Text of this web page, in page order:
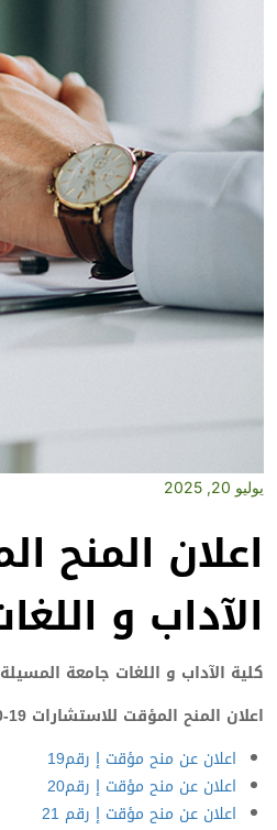
يوليو 20, 2025
الآداب و
كلية الآداب و اللغات جامعة المسيلة
اعلان المنح المؤقت للاستشارات 19-20-21 / 2025
اعلان عن منح مؤقت إ رقم19
اعلان عن منح مؤقت إ رقم20
اعلان عن منح مؤقت إ رقم 21